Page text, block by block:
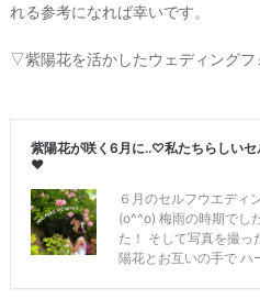
れる参考になれば幸いです。
▽紫陽花を活かしたウェディングフ